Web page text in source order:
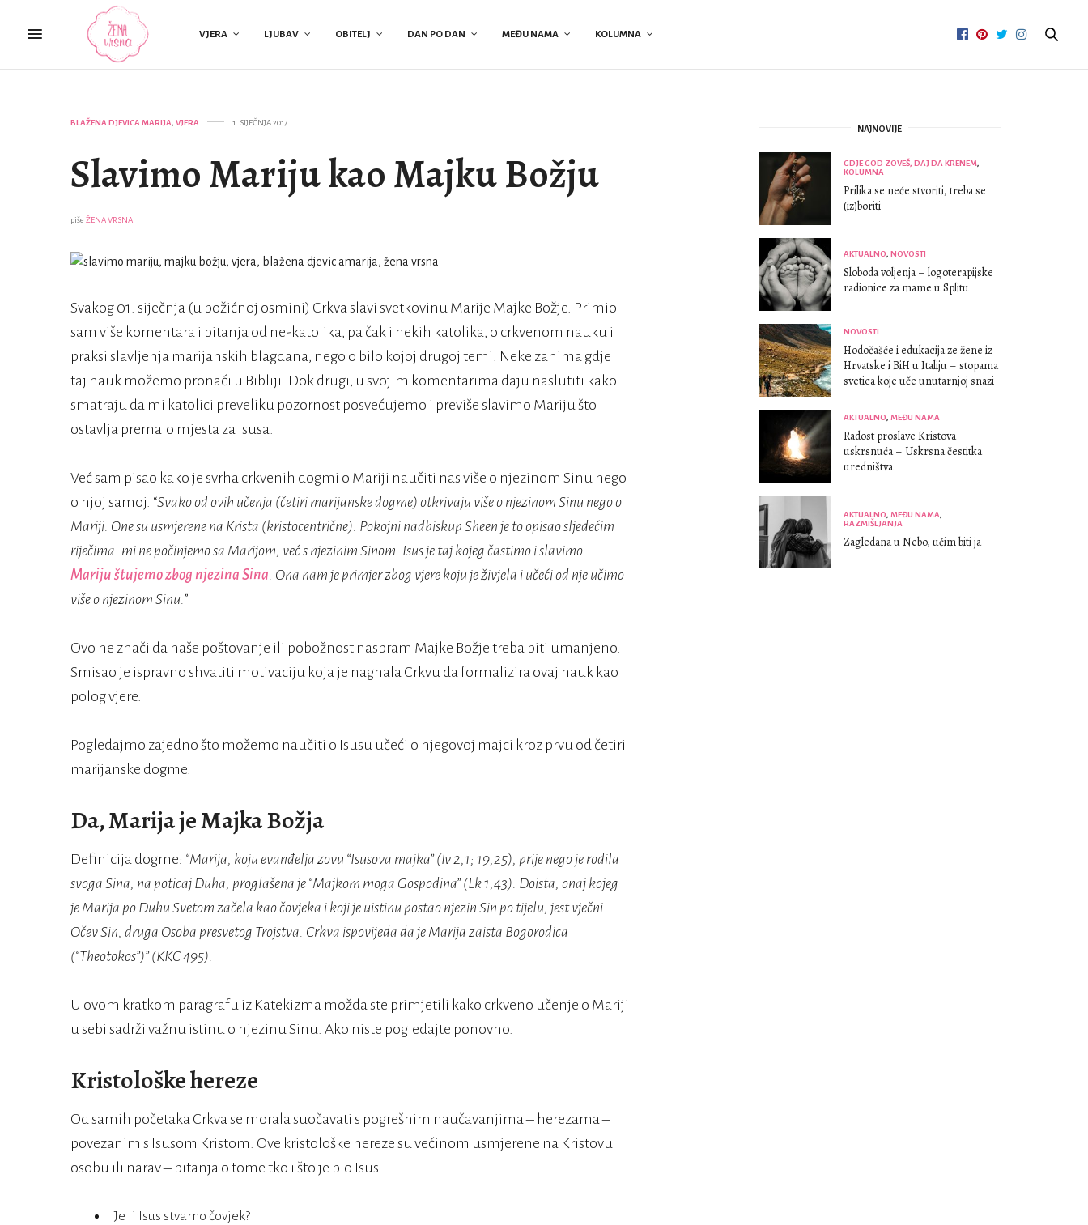
VJERA LJUBAV OBITELJ DAN PO DAN MEĐU NAMA KOLUMNA
BLAŽENA DJEVICA MARIJA, VJERA 1. SIJEČNJA 2017.
Slavimo Mariju kao Majku Božju
piše ŽENA VRSNA
Svakog 01. siječnja (u božićnoj osmini) Crkva slavi svetkovinu Marije Majke Božje. Primio
sam više komentara i pitanja od ne-katolika, pa čak i nekih katolika, o crkvenom nauku i
praksi slavljenja marijanskih blagdana, nego o bilo kojoj drugoj temi. Neke zanima gdje
taj nauk možemo pronaći u Bibliji. Dok drugi, u svojim komentarima daju naslutiti kako
smatraju da mi katolici preveliku pozornost posvećujemo i previše slavimo Mariju što
ostavlja premalo mjesta za Isusa.
Već sam pisao kako je svrha crkvenih dogmi o Mariji naučiti nas više o njezinom Sinu nego
o njoj samoj. “Svako od ovih učenja (četiri marijanske dogme) otkrivaju više o njezinom Sinu nego o
Mariji. One su usmjerene na Krista (kristocentrične). Pokojni nadbiskup Sheen je to opisao sljedećim
riječima: mi ne počinjemo sa Marijom, već s njezinim Sinom. Isus je taj kojeg častimo i slavimo.
Mariju štujemo zbog njezina Sina. Ona nam je primjer zbog vjere koju je živjela i učeći od nje učimo
više o njezinom Sinu.”
Ovo ne znači da naše poštovanje ili pobožnost naspram Majke Božje treba biti umanjeno.
Smisao je ispravno shvatiti motivaciju koja je nagnala Crkvu da formalizira ovaj nauk kao
polog vjere.
Pogledajmo zajedno što možemo naučiti o Isusu učeći o njegovoj majci kroz prvu od četiri
marijanske dogme.
Da, Marija je Majka Božja
Definicija dogme: “Marija, koju evanđelja zovu “Isusova majka” (Iv 2,1; 19,25), prije nego je rodila
svoga Sina, na poticaj Duha, proglašena je “Majkom moga Gospodina” (Lk 1,43). Doista, onaj kojeg
je Marija po Duhu Svetom začela kao čovjeka i koji je uistinu postao njezin Sin po tijelu, jest vječni
Očev Sin, druga Osoba presvetog Trojstva. Crkva ispovijeda da je Marija zaista Bogorodica
(“Theotokos”)” (KKC 495).
U ovom kratkom paragrafu iz Katekizma možda ste primjetili kako crkveno učenje o Mariji
u sebi sadrži važnu istinu o njezinu Sinu. Ako niste pogledajte ponovno.
Kristološke hereze
Od samih početaka Crkva se morala suočavati s pogrešnim naučavanjima – herezama –
povezanim s Isusom Kristom. Ove kristološke hereze su većinom usmjerene na Kristovu
osobu ili narav – pitanja o tome tko i što je bio Isus.
Je li Isus stvarno čovjek?
NAJNOVIJE
GDJE GOD ZOVEŠ, DAJ DA KRENEM,
KOLUMNA
Prilika se neće stvoriti, treba se
(iz)boriti
AKTUALNO, NOVOSTI
Sloboda voljenja – logoterapijske
radionice za mame u Splitu
NOVOSTI
Hodočašće i edukacija ze žene iz
Hrvatske i BiH u Italiju – stopama
svetica koje uče unutarnjoj snazi
AKTUALNO, MEĐU NAMA
Radost proslave Kristova
uskrsnuća – Uskrsna čestitka
uredništva
AKTUALNO, MEĐU NAMA,
RAZMIŠLJANJA
Zagledana u Nebo, učim biti ja